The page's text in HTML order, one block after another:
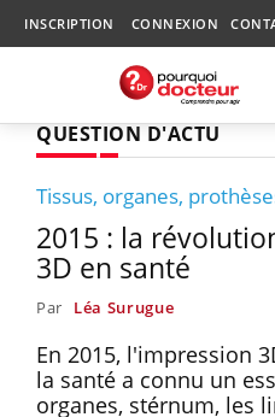
INSCRIPTION CONNEXION
QUESTION D'ACTU
Tissus, organes,
2015 : la
3D en santé
Par Léa Surugue
En 2015, l'impression
la santé a connu un
organes, stérnum, les